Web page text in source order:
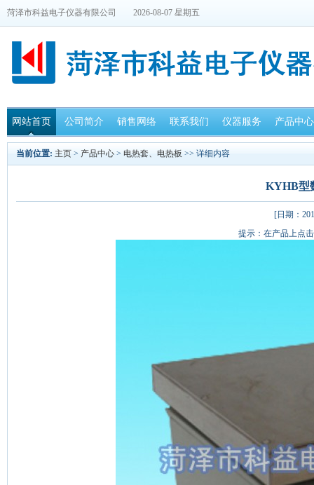
菏泽市科益电子仪器有限公司 2026-08-07 星期五
网站首页 公司简介 销售网络 联系我们 仪器服务 产品中心
当前位置: 主页 > 产品中心 > 电热套、电热板 >> 详细内容
KYHB型
[日期：
提示：在产品上点